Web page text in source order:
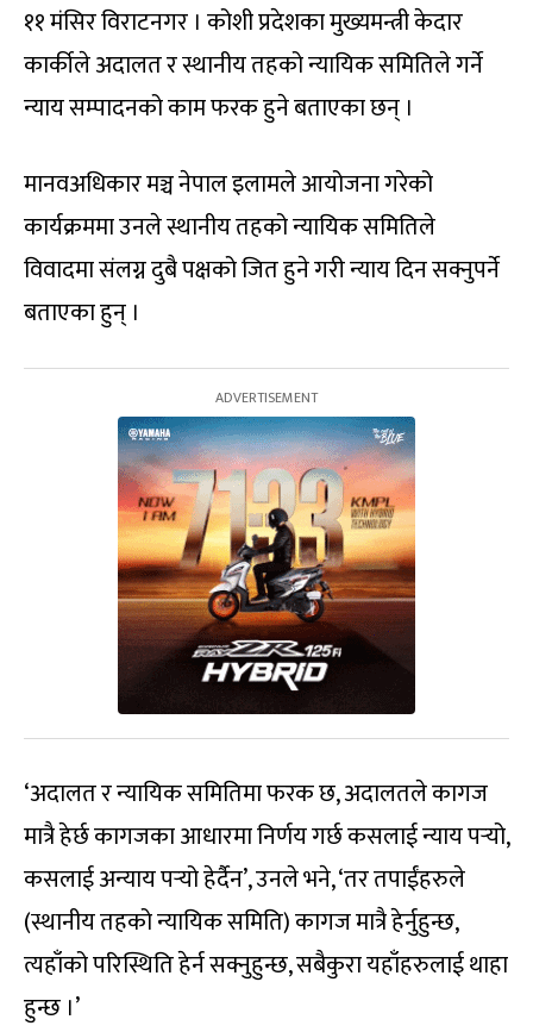
११ मंसिर विराटनगर । कोशी प्रदेशका मुख्यमन्त्री केदार
कार्कीले अदालत र स्थानीय तहको न्यायिक समितिले गर्ने
न्याय सम्पादनको काम फरक हुने बताएका छन् ।
मानवअधिकार मञ्च नेपाल इलामले आयोजना गरेको
कार्यक्रममा उनले स्थानीय तहको न्यायिक समितिले
विवादमा संलग्न दुबै पक्षको जित हुने गरी न्याय दिन सक्नुपर्ने
बताएका हुन् ।
‘अदालत र न्यायिक समितिमा फरक छ, अदालतले कागज
मात्रै हेर्छ कागजका आधारमा निर्णय गर्छ कसलाई न्याय पर्‍यो,
कसलाई अन्याय पर्‍यो हेर्दैन’, उनले भने, ‘तर तपाईंहरुले
(स्थानीय तहको न्यायिक समिति) कागज मात्रै हेर्नुहुन्छ,
त्यहाँको परिस्थिति हेर्न सक्नुहुन्छ, सबैकुरा यहाँहरुलाई थाहा
हुन्छ ।’